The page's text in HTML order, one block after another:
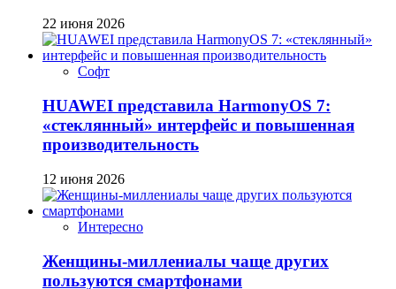
22 июня 2026
Софт
HUAWEI представила HarmonyOS 7:
«стеклянный» интерфейс и повышенная
производительность
12 июня 2026
Интересно
Женщины-миллениалы чаще других
пользуются смартфонами